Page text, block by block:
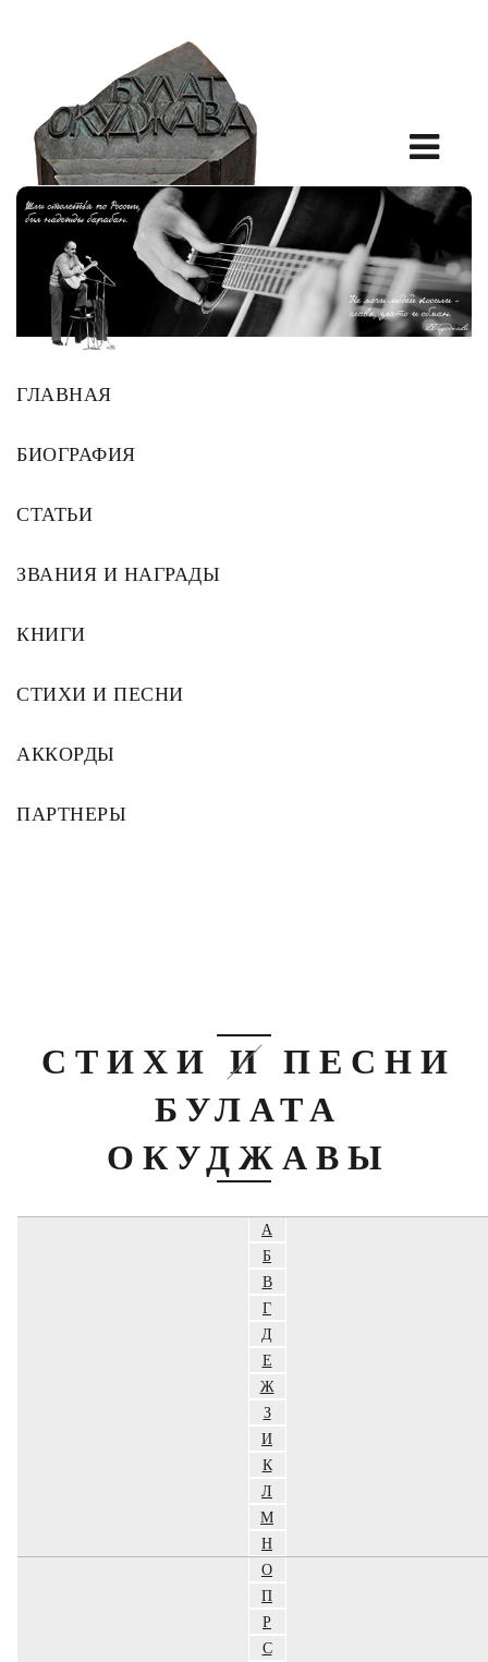
ГЛАВНАЯ
БИОГРАФИЯ
СТАТЬИ
ЗВАНИЯ И НАГРАДЫ
КНИГИ
СТИХИ И ПЕСНИ
АККОРДЫ
ПАРТНЕРЫ
СТИХИ И ПЕСНИ
БУЛАТА
ОКУДЖАВЫ
А
Б
В
Г
Д
Е
Ж
З
И
К
Л
М
Н
О
П
Р
С